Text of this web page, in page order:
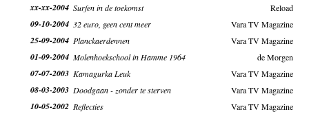
xx-xx-2004 Surfen in de toekomst Reload
09-10-2004 32 euro, geen cent meer Vara TV Magazine
25-09-2004 Planckaerdennen Vara TV Magazine
01-09-2004 Molenhoekschool in Hamme 1964 de Morgen
07-07-2003 Kamagurka Leuk Vara TV Magazine
08-03-2003 Doodgaan - zonder te sterven Vara TV Magazine
10-05-2002 Reflecties Vara TV Magazine